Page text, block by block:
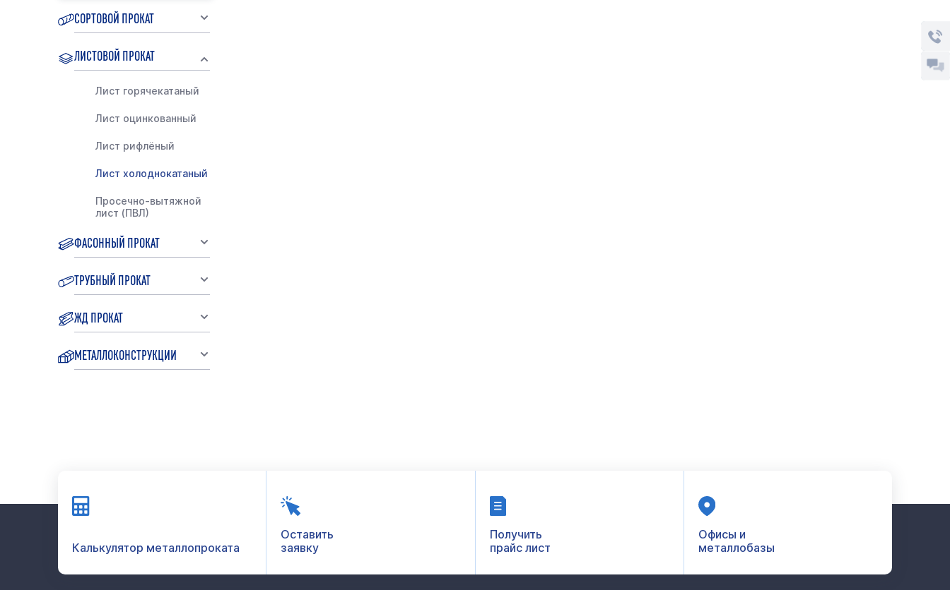
СОРТОВОЙ ПРОКАТ
ЛИСТОВОЙ ПРОКАТ
Лист горячекатаный
Лист оцинкованный
Лист рифлёный
Лист холоднокатаный
Просечно-вытяжной
лист (ПВЛ)
ФАСОННЫЙ ПРОКАТ
ТРУБНЫЙ ПРОКАТ
ЖД ПРОКАТ
МЕТАЛЛОКОНСТРУКЦИИ
Калькулятор металлопроката
Оставить
заявку
Получить
прайс лист
Офисы и
металлобазы